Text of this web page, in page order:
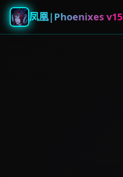
凤凰|Phoenixes v15